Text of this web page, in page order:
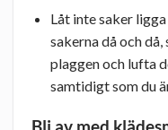
Låt inte saker
sakerna då och
plaggen och lufta
samtidigt som du